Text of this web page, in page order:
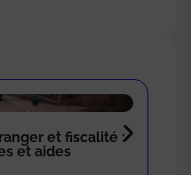
et fiscalité :
et aides